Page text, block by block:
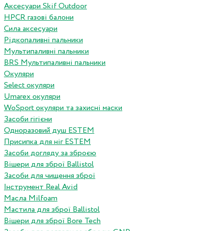
Аксесуари Skif Outdoor
HPCR газові балони
Сила аксесуари
Рідкопаливні пальники
Мультипаливні пальники
BRS Мультипаливні пальники
Окуляри
Select окуляри
Umarex окуляри
WoSport окуляри та захисні маски
Засоби гігієни
Одноразовий душ ESTEM
Присипка для ніг ESTEM
Засоби догляду за зброєю
Вішери для зброї Ballistol
Засоби для чищення зброї
Інструмент Real Avid
Масла Milfoam
Мастила для зброї Ballistol
Вішери для зброї Bore Tech